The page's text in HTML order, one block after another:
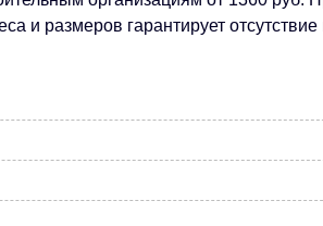
и размеров гарантирует